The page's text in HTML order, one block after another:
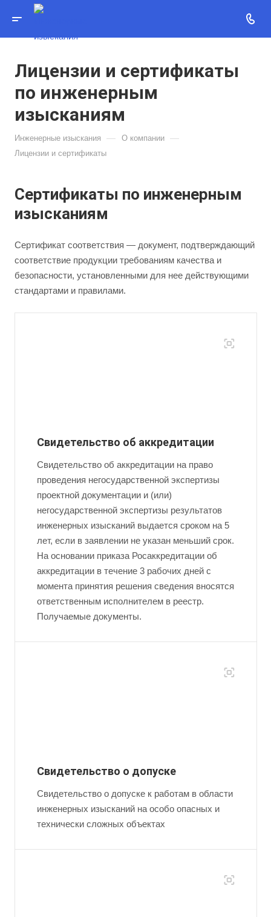
Лицензии и сертификаты
по инженерным
изысканиям
Инженерные изыскания — О компании —
Лицензии и сертификаты
Сертификаты по инженерным
изысканиям
Сертификат соответствия — документ, подтверждающий
соответствие продукции требованиям качества и
безопасности, установленными для нее действующими
стандартами и правилами.
Свидетельство об аккредитации
Свидетельство об аккредитации на право
проведения негосударственной экспертизы
проектной документации и (или)
негосударственной экспертизы результатов
инженерных изысканий выдается сроком на 5
лет, если в заявлении не указан меньший срок.
На основании приказа Росаккредитации об
аккредитации в течение 3 рабочих дней с
момента принятия решения сведения вносятся
ответственным исполнителем в реестр.
Получаемые документы.
Свидетельство о допуске
Свидетельство о допуске к работам в области
инженерных изысканий на особо опасных и
технически сложных объектах